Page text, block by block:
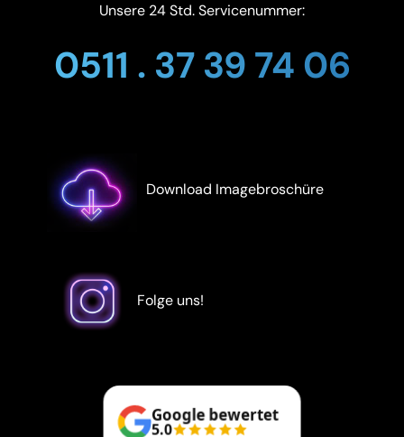
Unsere 24 Std. Servicenummer:
0511 . 37 39 74 06
Download Imagebroschüre
Folge uns!
Google bewertet
5.0